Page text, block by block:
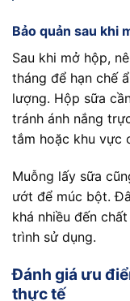
Bảo quản sau khi
Sau khi mở hộp,
tháng để hạn chế
lượng. Hộp sữa
tránh ánh nắng
tắm hoặc khu vực
Muỗng lấy sữa
ướt để múc bột.
khá nhiều đến
trình sử dụng.
Đánh giá ưu
thực tế